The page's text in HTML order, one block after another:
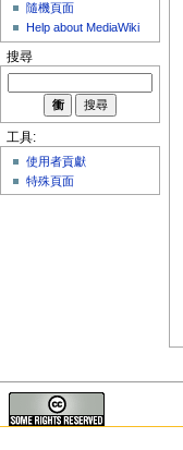
隨機頁面
Help about MediaWiki
搜尋
工具:
使用者貢獻
特殊頁面